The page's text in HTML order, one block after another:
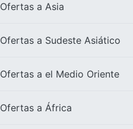
Ofertas a Asia
Ofertas a Sudeste Asiático
Ofertas a el Medio Oriente
Ofertas a África